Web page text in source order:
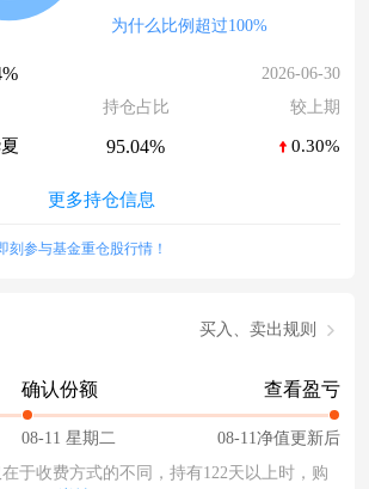
为什么比例超过100%
2026-06-30
持仓占比 较上期
95.04% 0.30%
更多持仓信息
刻参与基金重仓股行情！
买入、卖出规则
确认份额
08-11 星期二
查看盈亏
08-11净值更新后
于收费方式的不同，持有122天以上时，购